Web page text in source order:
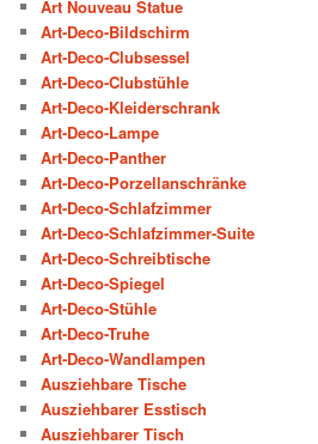
Art Nouveau Statue
Art-Deco-Bildschirm
Art-Deco-Clubsessel
Art-Deco-Clubstühle
Art-Deco-Kleiderschrank
Art-Deco-Lampe
Art-Deco-Panther
Art-Deco-Porzellanschränke
Art-Deco-Schlafzimmer
Art-Deco-Schlafzimmer-Suite
Art-Deco-Schreibtische
Art-Deco-Spiegel
Art-Deco-Stühle
Art-Deco-Truhe
Art-Deco-Wandlampen
Ausziehbare Tische
Ausziehbarer Esstisch
Ausziehbarer Tisch